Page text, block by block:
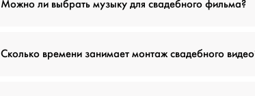
Можно ли выбрать музыку для свадебного фильма?
Сколько времени занимает монтаж свадебного